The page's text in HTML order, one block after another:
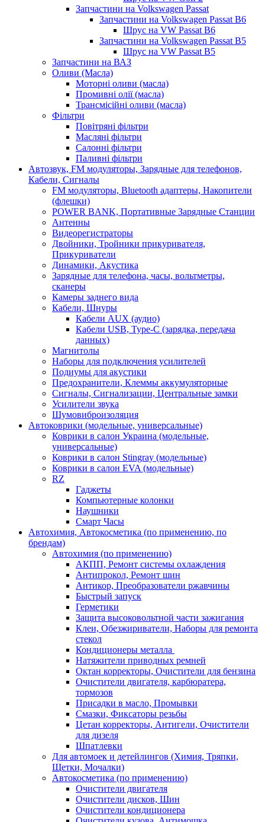
Запчастини на Volkswagen Passat
Запчастини на Volkswagen Passat B6
Шрус на VW Passat B6
Запчастини на Volkswagen Passat B5
Шрус на VW Passat B5
Запчастини на ВАЗ
Оливи (Масла)
Моторні оливи (масла)
Промивні олії (масла)
Трансмісійні оливи (масла)
Фільтри
Повітряні фільтри
Масляні фільтри
Салонні фільтри
Паливні фільтри
Автозвук, FM модуляторы, Зарядные для телефонов,
Кабели, Сигналы
FM модуляторы, Bluetooth адаптеры, Накопители
(флешки)
POWER BANK, Портативные Зарядные Станции
Антенны
Видеорегистраторы
Двойники, Тройники прикуривателя,
Прикуриватели
Динамики, Акустика
Зарядные для телефона, часы, вольтметры,
сканеры
Камеры заднего вида
Кабели, Шнуры
Кабели AUX (аудио)
Кабели USB, Type-C (зарядка, передача
данных)
Магнитолы
Наборы для подключения усилителей
Подиумы для акустики
Предохранители, Клеммы аккумуляторные
Сигналы, Сигнализации, Центральные замки
Усилители звука
Шумовиброизоляция
Автоковрики (модельные, универсальные)
Коврики в салон Украина (модельные,
универсальные)
Коврики в салон Stingray (модельные)
Коврики в салон EVA (модельные)
RZ
Гаджеты
Компьютерные колонки
Наушники
Смарт Часы
Автохимия, Автокосметика (по применению, по
брендам)
Автохимия (по применению)
АКПП, Ремонт системы охлаждения
Антипрокол, Ремонт шин
Антикор, Преобразователи ржавчины
Быстрый запуск
Герметики
Защита высоковольтной части зажигания
Клеи, Обезжириватели, Наборы для ремонта
стекол
Кондиционеры металла
Натяжители приводных ремней
Октан корректоры, Очистители для бензина
Очистители двигателя, карбюратера,
тормозов
Присадки в масло, Промывки
Смазки, Фиксаторы резьбы
Цетан корректоры, Антигели, Очистители
для дизеля
Шпатлевки
Для автомоек и детейлингов (Химия, Тряпки,
Щетки, Мочалки)
Автокосметика (по применению)
Очистители двигателя
Очистители дисков, Шин
Очистители кондиционера